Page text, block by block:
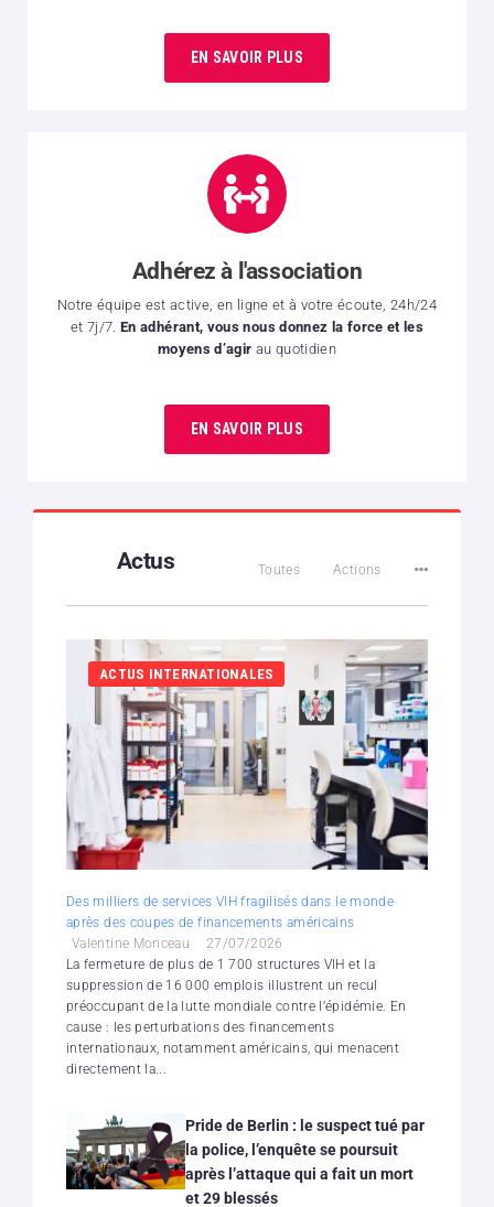
EN SAVOIR PLUS
Adhérez à l'association
Notre équipe est active, en ligne et à votre écoute, 24h/24
et 7j/7.En adhérant, vous nous donnez la force et les
moyens d’agir au quotidien
EN SAVOIR PLUS
Actus Toutes Actions
ACTUS INTERNATIONALES
Des milliers de services VIH fragilisés dans le monde
après des coupes de financements américains
Valentine Monceau
27/07/2026
La fermeture de plus de 1 700 structures VIH et la
suppression de 16 000 emplois illustrent un recul
préoccupant de la lutte mondiale contre l’épidémie. En
cause : les perturbations des financements
internationaux, notamment américains, qui menacent
directement la...
Pride de Berlin : le suspect tué par
la police, l’enquête se poursuit
après l’attaque qui a fait un mort
et 29 blessés